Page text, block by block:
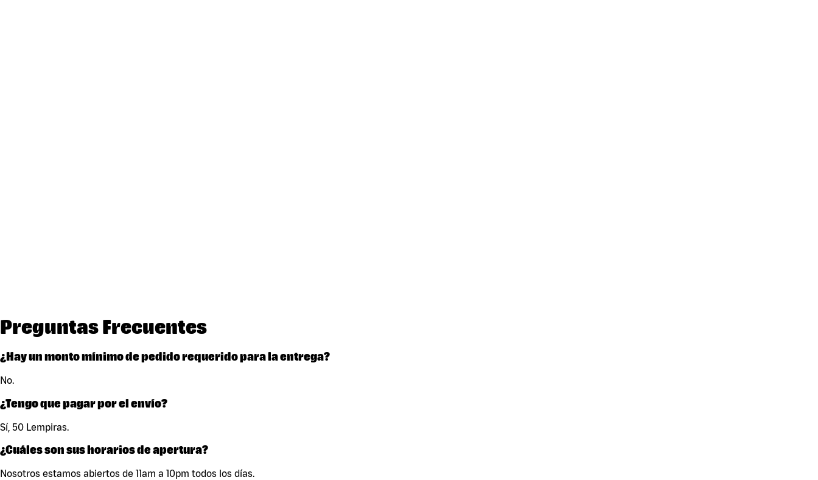
Preguntas Frecuentes
¿Hay un monto mínimo de pedido requerido para la entrega?
No.
¿Tengo que pagar por el envío?
Sí, 50 Lempiras.
¿Cuáles son sus horarios de apertura?
Nosotros estamos abiertos de 11am a 10pm todos los días.